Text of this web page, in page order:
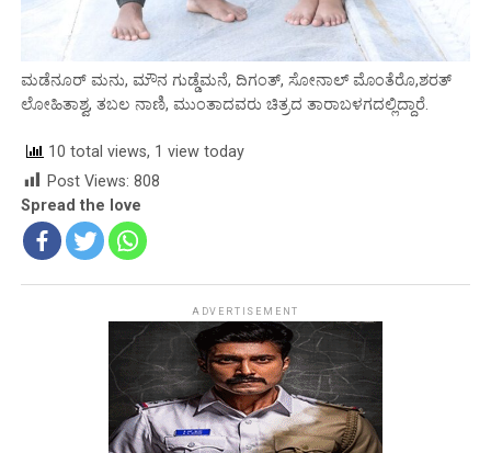
ಮಡೆನೂರ್ ಮನು, ಮೌನ ಗುಡ್ಡೆಮನೆ, ದಿಗಂತ್, ಸೋನಾಲ್ ಮೊಂತೆರೊ,ಶರತ್
ಲೋಹಿತಾಶ್ವ, ತಬಲ ನಾಣಿ, ಮುಂತಾದವರು ಚಿತ್ರದ ತಾರಾಬಳಗದಲ್ಲಿದ್ದಾರೆ.
10 total views, 1 view today
Post Views: 808
Spread the love
ADVERTISEMENT